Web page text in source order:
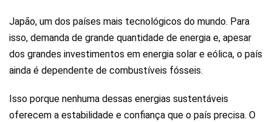
Japão, um dos países mais tecnológicos do mundo. Para
isso, demanda de grande quantidade de energia e, apesar
dos grandes investimentos em energia solar e eólica, o país
ainda é dependente de combustíveis fósseis.
Isso porque nenhuma dessas energias sustentáveis
oferecem a estabilidade e confiança que o país precisa. O